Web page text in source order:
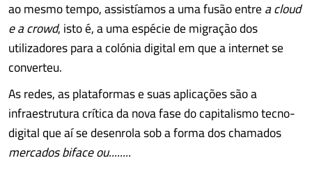
ao mesmo tempo, assistíamos a uma fusão entrea cloud
e a crowd, isto é, a uma espécie de migração dos
utilizadores para a colónia digital em que a internet se
converteu.
As redes, as plataformas e suas aplicações são a
infraestrutura crítica da nova fase do capitalismo tecno-
digital que aí se desenrola sob a forma dos chamados
mercados biface ou........